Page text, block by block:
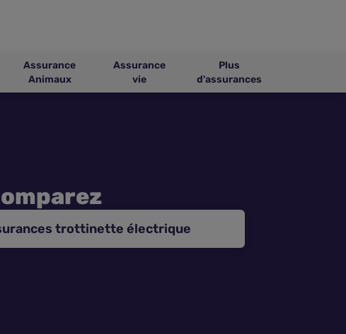
Assurance
Animaux
Assurance
vie
Plus
d'assurances
trottinette électrique